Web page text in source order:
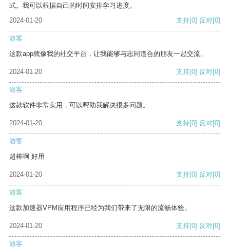
式。我可以根据自己的时间安排学习进度。
2024-01-20
支持[0] 反对[0]
游客
这款app就像我的社交平台，让我能够与志同道合的朋友一起交流。
2024-01-20 支持[0] 反对[0]
游客
这款软件非常实用，可以帮助我解决很多问题。
2024-01-20 支持[0] 反对[0]
游客
超棒啊 好用
2024-01-20 支持[0] 反对[0]
游客
这款加速器VPM应用程序已经为我们带来了无限的流畅体验。
2024-01-20 支持[0] 反对[0]
游客